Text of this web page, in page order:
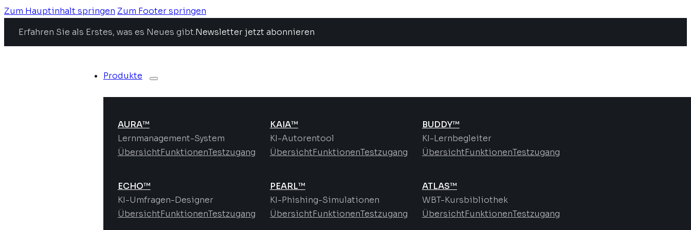
Zum Hauptinhalt springen Zum Footer springen
Erfahren Sie als Erstes, was es Neues gibt.Newsletter jetzt abonnieren
Produkte
AURA™
Lernmanagement-System
ÜbersichtFunktionenTestzugang
KAIA™
KI-Autorentool
ÜbersichtFunktionenTestzugang
BUDDY™
KI-Lernbegleiter
ÜbersichtFunktionenTestzugang
ECHO™
KI-Umfragen-Designer
ÜbersichtFunktionenTestzugang
PEARL™
KI-Phishing-Simulationen
ÜbersichtFunktionenTestzugang
ATLAS™
WBT-Kursbibliothek
ÜbersichtFunktionenTestzugang